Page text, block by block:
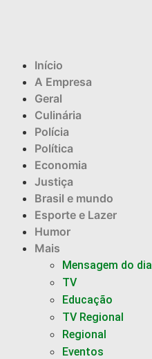
Início
A Empresa
Geral
Culinária
Polícia
Política
Economia
Justiça
Brasil e mundo
Esporte e Lazer
Humor
Mais
Mensagem do dia
TV
Educação
TV Regional
Regional
Eventos